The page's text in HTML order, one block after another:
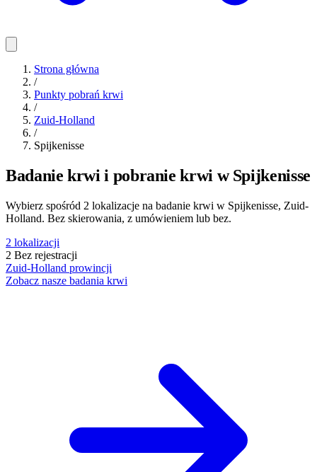
Strona główna
/
Punkty pobrań krwi
/
Zuid-Holland
/
Spijkenisse
Badanie krwi i pobranie krwi w Spijkenisse
Wybierz spośród 2 lokalizacje na badanie krwi w Spijkenisse, Zuid-
Holland. Bez skierowania, z umówieniem lub bez.
2 lokalizacji
2 Bez rejestracji
Zuid-Holland prowincji
Zobacz nasze badania krwi